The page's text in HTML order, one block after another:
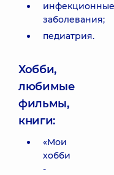
инфекционные
заболевания;
педиатрия.
Хобби,
любимые
фильмы,
книги:
«Мои
хобби
-